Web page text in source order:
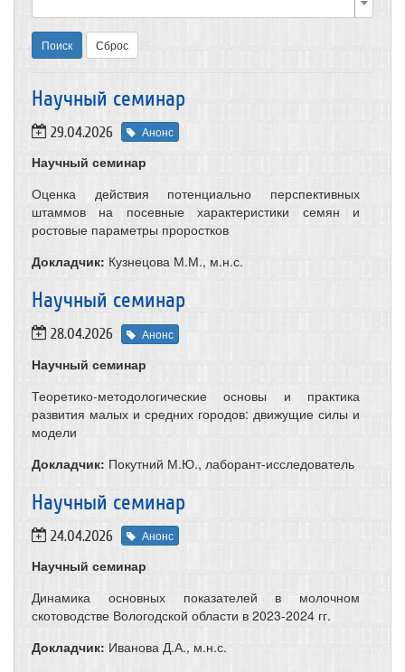
Поиск Сброс
Научный семинар
29.04.2026 Анонс
Научный семинар
Оценка действия потенциально перспективных
штаммов на посевные характеристики семян и
ростовые параметры проростков
Докладчик: Кузнецова М.М., м.н.с.
​Научный семинар
28.04.2026 Анонс
Научный семинар
Теоретико-методологические основы и практика
развития малых и средних городов: движущие силы и
модели
Докладчик: Покутний М.Ю., лаборант-исследователь
​Научный семинар
24.04.2026 Анонс
Научный семинар
Динамика основных показателей в молочном
скотоводстве Вологодской области в 2023-2024 гг.
Докладчик: Иванова Д.А., м.н.с.